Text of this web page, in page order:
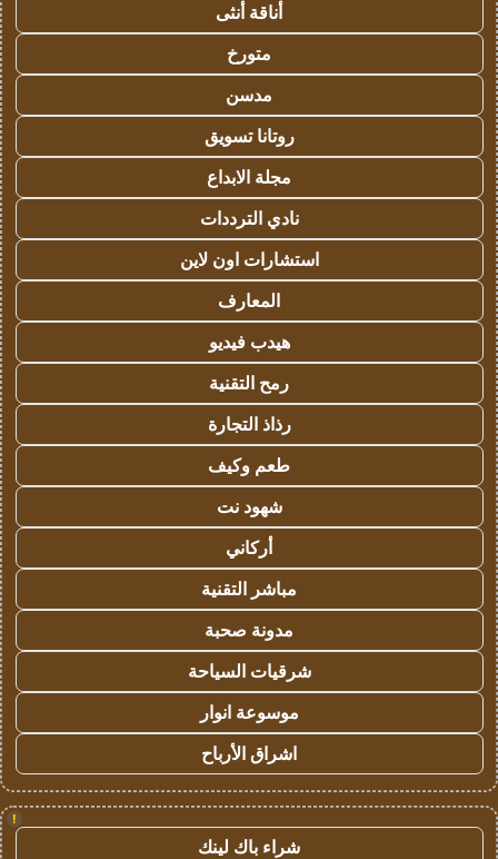
أناقة أنثى
متورخ
مدسن
روتانا تسويق
مجلة الابداع
نادي الترددات
استشارات اون لاين
المعارف
هيدب فيديو
رمح التقنية
رذاذ التجارة
طعم وكيف
شهود نت
أركاني
مباشر التقنية
مدونة صحبة
شرقيات السياحة
موسوعة انوار
اشراق الأرباح
!
شراء باك لينك